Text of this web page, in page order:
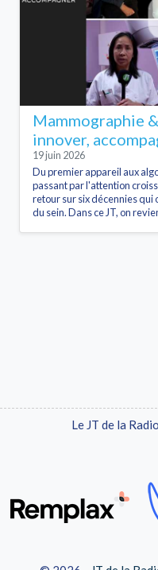
Mammographie
innover,
19 juin 2026
Du premier appareil aux
passant par l'attention
retour sur six décennies qui
du sein. Dans ce JT, on
Le JT de la